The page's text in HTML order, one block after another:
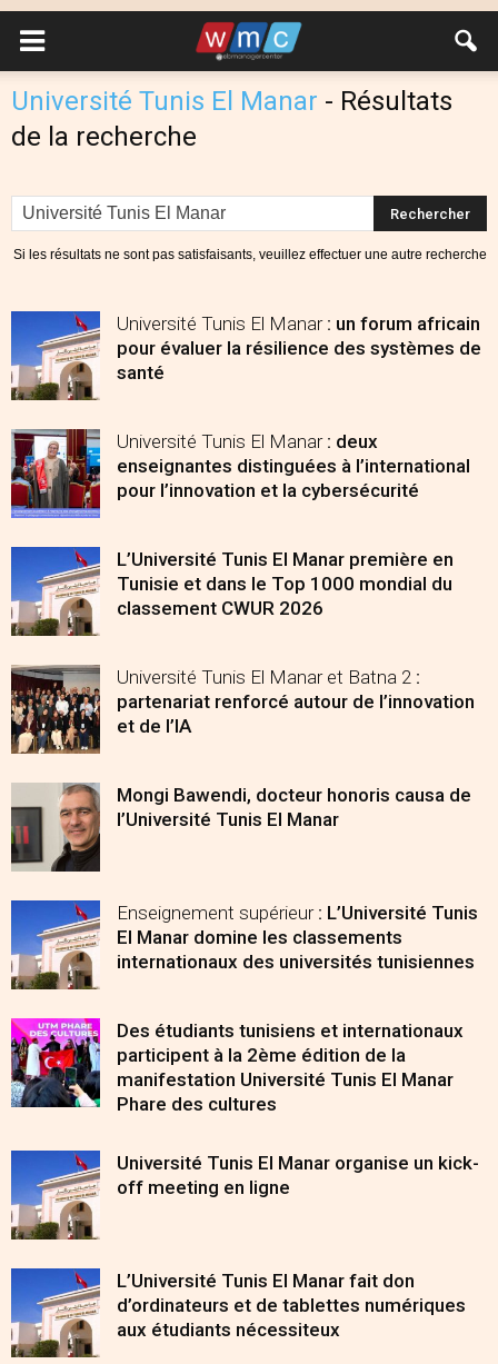
Université Tunis El Manar - Résultats
de la recherche
Si les résultats ne sont pas satisfaisants, veuillez effectuer une autre recherche
Université Tunis El Manar : un forum africain
pour évaluer la résilience des systèmes de
santé
Université Tunis El Manar : deux
enseignantes distinguées à l’international
pour l’innovation et la cybersécurité
L’Université Tunis El Manar première en
Tunisie et dans le Top 1000 mondial du
classement CWUR 2026
Université Tunis El Manar et Batna 2 :
partenariat renforcé autour de l’innovation
et de l’IA
Mongi Bawendi, docteur honoris causa de
l’Université Tunis El Manar
Enseignement supérieur : L’Université Tunis
El Manar domine les classements
internationaux des universités tunisiennes
Des étudiants tunisiens et internationaux
participent à la 2ème édition de la
manifestation Université Tunis El Manar
Phare des cultures
Université Tunis El Manar organise un kick-
off meeting en ligne
L’Université Tunis El Manar fait don
d’ordinateurs et de tablettes numériques
aux étudiants nécessiteux